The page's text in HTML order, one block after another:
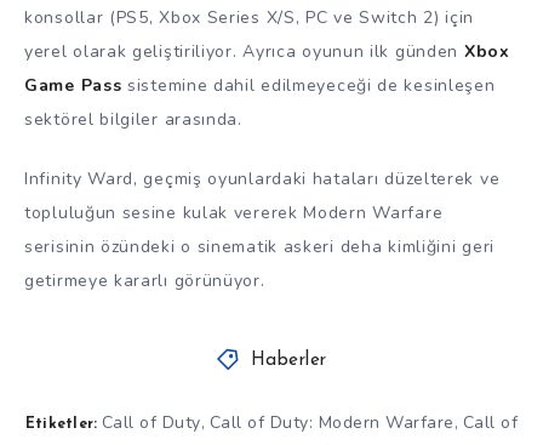
konsollar (PS5, Xbox Series X/S, PC ve Switch 2) için
yerel olarak geliştiriliyor. Ayrıca oyunun ilk günden Xbox
Game Pass sistemine dahil edilmeyeceği de kesinleşen
sektörel bilgiler arasında.
Infinity Ward, geçmiş oyunlardaki hataları düzelterek ve
topluluğun sesine kulak vererek Modern Warfare
serisinin özündeki o sinematik askeri deha kimliğini geri
getirmeye kararlı görünüyor.
Haberler
Etiketler: Call of Duty, Call of Duty: Modern Warfare, Call of